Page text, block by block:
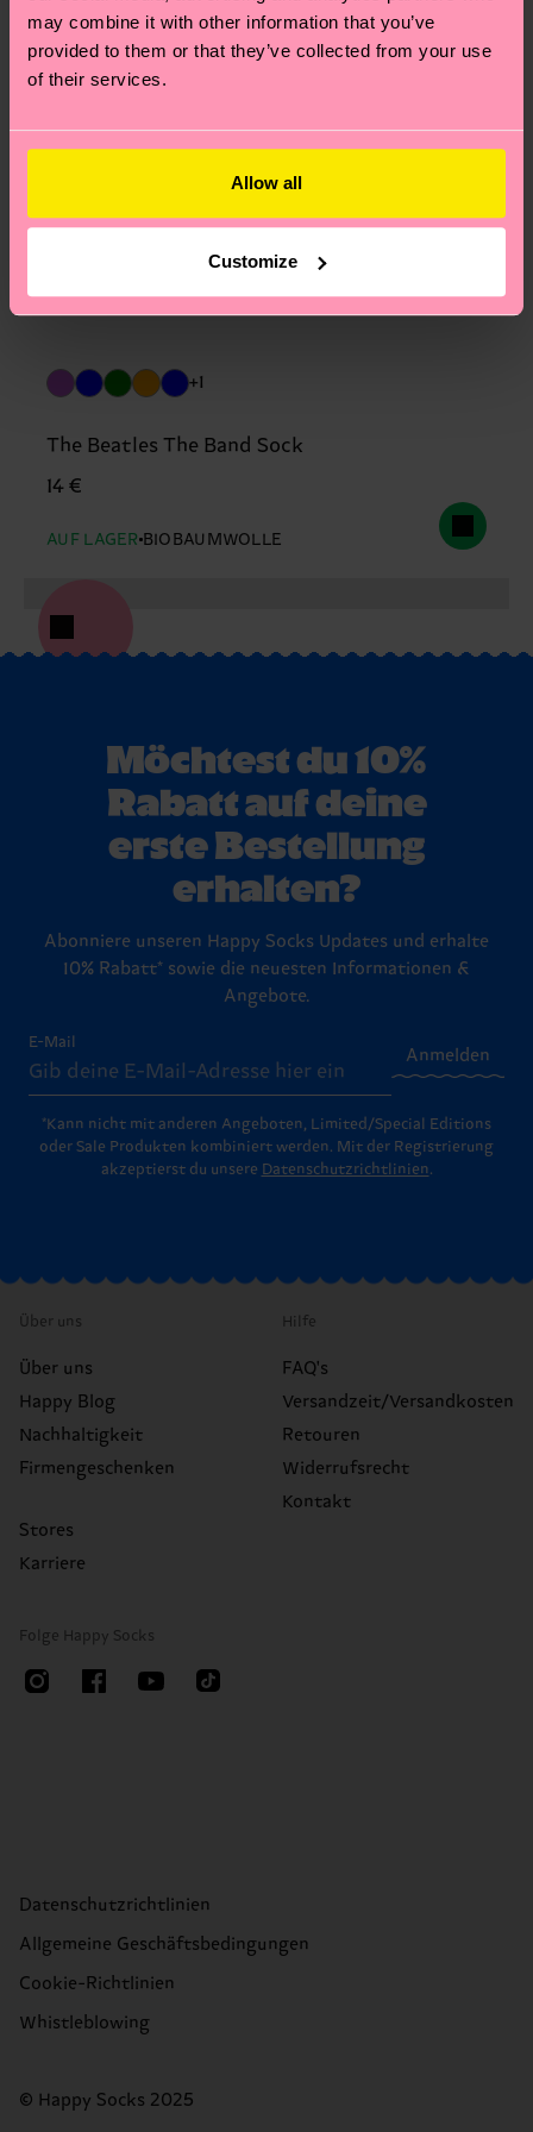
may combine it with other information that you’ve
provided to them or that they’ve collected from your use
of their services.
Allow all
Customize
+1
The Beatles The Band Sock
14 €
AUF LAGER BIOBAUMWOLLE
Möchtest du 10%
Rabatt auf deine
erste Bestellung
erhalten?
Abonniere unseren Happy Socks Updates und erhalte
10% Rabatt* sowie die neuesten Informationen &
Angebote.
E-Mail
Anmelden
*Kann nicht mit anderen Angeboten, Limited/Special Editions
oder Sale Produkten kombiniert werden. Mit der Registrierung
akzeptierst du unsere Datenschutzrichtlinien.
Über uns
Über uns
Happy Blog
Nachhaltigkeit
Firmengeschenken
Stores
Karriere
Hilfe
FAQ's
Versandzeit/Versandkosten
Retouren
Widerrufsrecht
Kontakt
Folge Happy Socks
Datenschutzrichtlinien
Allgemeine Geschäftsbedingungen
Cookie-Richtlinien
Whistleblowing
© Happy Socks 2025